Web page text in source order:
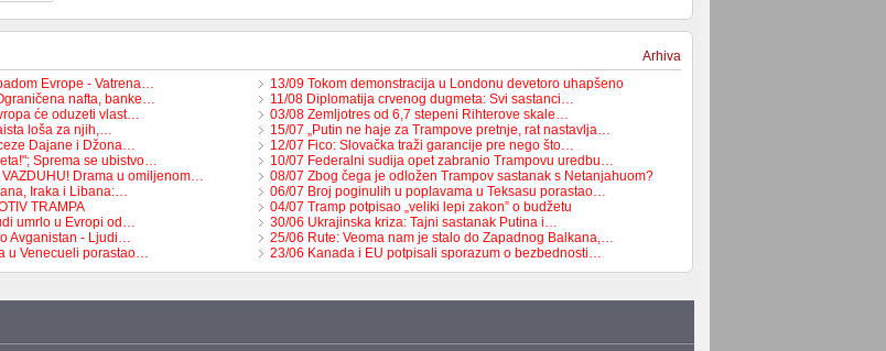
Arhiva
Evrope - Vatrena…
nafta, banke…
će oduzeti vlast…
loša za njih,…
Dajane i Džona…
Sprema se ubistvo…
VAZDUHU! Drama u omiljenom…
Iraka i Libana:…
TRAMPA
umrlo u Evropi od…
Avganistan - Ljudi…
u Venecueli porastao…
13/09 Tokom demonstracija u Londonu devetoro uhapšeno
11/08 Diplomatija crvenog dugmeta: Svi sastanci…
03/08 Zemljotres od 6,7 stepeni Rihterove skale…
15/07 „Putin ne haje za Trampove pretnje, rat nastavlja…
12/07 Fico: Slovačka traži garancije pre nego što…
10/07 Federalni sudija opet zabranio Trampovu uredbu…
08/07 Zbog čega je odložen Trampov sastanak s Netanjahuom?
06/07 Broj poginulih u poplavama u Teksasu porastao…
04/07 Tramp potpisao „veliki lepi zakon” o budžetu
30/06 Ukrajinska kriza: Tajni sastanak Putina i…
25/06 Rute: Veoma nam je stalo do Zapadnog Balkana,…
23/06 Kanada i EU potpisali sporazum o bezbednosti…